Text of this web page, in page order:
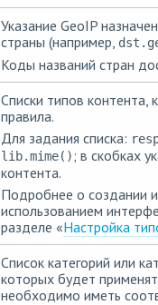
Указание GeoIP
страны (например,
Коды названий стран
Списки типов контента,
правила.
Для задания списка:
lib.mime(); в скобках
контента.
Подробнее о создании
использованием
разделе «Настройка
Список категорий или
которых будет
необходимо иметь